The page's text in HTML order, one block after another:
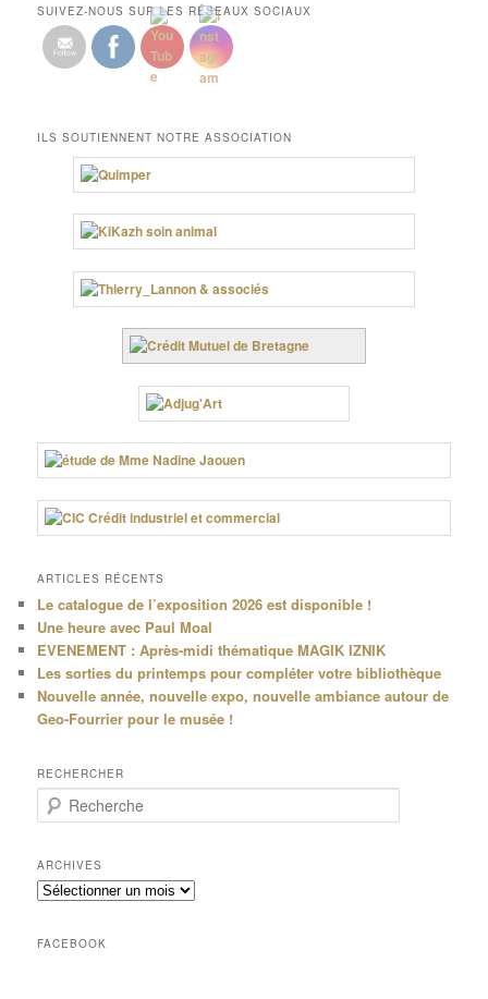
SUIVEZ-NOUS SUR LES RÉSEAUX SOCIAUX
ILS SOUTIENNENT NOTRE ASSOCIATION
ARTICLES RÉCENTS
Le catalogue de l’exposition 2026 est disponible !
Une heure avec Paul Moal
EVENEMENT : Après-midi thématique MAGIK IZNIK
Les sorties du printemps pour compléter votre bibliothèque
Nouvelle année, nouvelle expo, nouvelle ambiance autour de
Geo-Fourrier pour le musée !
RECHERCHER
e
h
e
r
h
ARCHIVES
Archives
FACEBOOK